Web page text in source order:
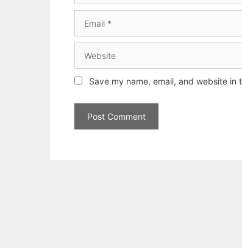
Save my name, email, and website